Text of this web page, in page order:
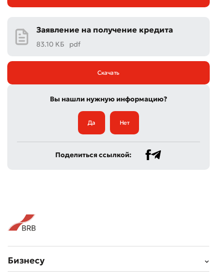
Заявление на получение кредита
83.10 КБ pdf
Скачать
Вы нашли нужную информацию?
Да Нет
Поделиться ссылкой:
Бизнесу